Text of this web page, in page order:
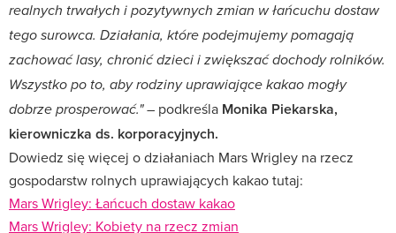
realnych trwałych i pozytywnych zmian w łańcuchu dostaw
tego surowca. Działania, które podejmujemy pomagają
zachować lasy, chronić dzieci i zwiększać dochody rolników.
Wszystko po to, aby rodziny uprawiające kakao mogły
dobrze prosperować."– podkreśla Monika Piekarska,
kierowniczka ds. korporacyjnych.
Dowiedz się więcej o działaniach Mars Wrigley na rzecz
gospodarstw rolnych uprawiających kakao tutaj:
Mars Wrigley: Łańcuch dostaw kakao
Mars Wrigley: Kobiety na rzecz zmian